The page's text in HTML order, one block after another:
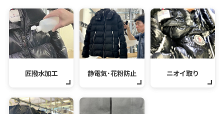
匠撥水加工 静電気･花粉防止 ニオイ取り